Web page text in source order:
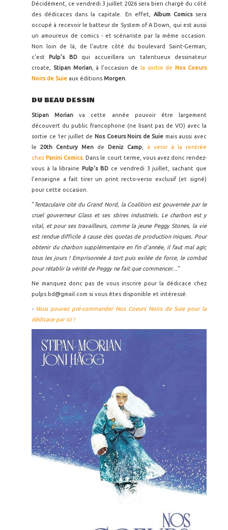
Décidément, ce vendredi 3 juillet 2026 sera bien chargé du côté
des dédicaces dans la capitale. En effet, Album Comics sera
occupé à recevoir le batteur de System of A Down, qui est aussi
un amoureux de comics - et scénariste par la même occasion.
Non loin de là, de l'autre côté du boulevard Saint-German,
c'est Pulp's BD qui accueillera un talentueux dessinateur
croate, Stipan Morian, à l'occasion de la sortie de Nos Coeurs
Noirs de Suie aux éditions Morgen
DU BEAU DESSIN
Stipan Morianva cette année pouvoir être largement
découvert du public francophone (ne lisant pas de VO) avec la
sortie ce 1er juillet de Nos Coeurs Noirs de Suie mais aussi avec
le20th Century Men de Deniz Camp,
à venir à la rentrée
chez Panini Comics. Dans le court terme, vous avez donc rendez-
vous à la librairie
Pulp's BD ce vendredi 3 juillet, sachant que
l'enseigne a fait tirer un print recto-verso exclusif (et signé)
pour cette occasion.
" Tentaculaire cité du Grand Nord, la Coalition est gouvernée par le
cruel gouverneur Glass et ses sbires industriels. Le charbon est y
vital, et pour ses travailleurs, comme la jeune Peggy Stones, la vie
est rendue difficile à cause des quotas de production iniques. Pour
obtenir du charbon supplémentaire en fin d'année, il faut mal agir,
tous les jours ! Emprisonnée à tort puis exilée de force, le combat
pour rétablir la vérité de Peggy ne fait que commencer…"
Ne manquez donc pas de vous inscrire pour la dédicace chez
pulps.bd@gmail.com si vous êtes disponible et intéressé.
- Vous pouvez pré-commander Nos Coeurs Noirs de Suie pour la
dédicace par ici !